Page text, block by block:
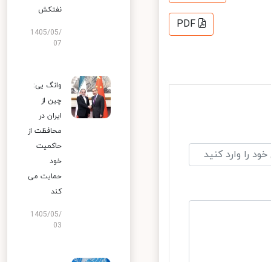
PDF
نفتکش
1405/05/
07
وانگ یی:
چین از
ایران در
محافظت از
حاکمیت
خود
حمایت می
کند
1405/05/
03